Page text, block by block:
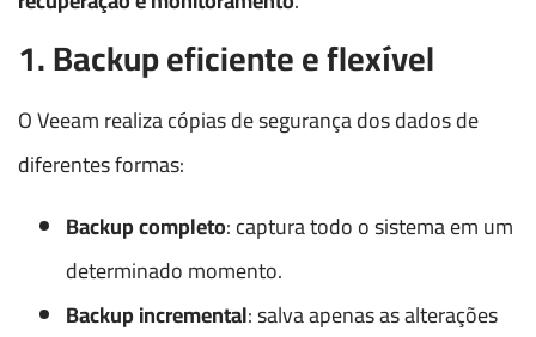
1. Backup eficiente e flexível
O Veeam realiza cópias de segurança dos dados de
diferentes formas:
Backup completo: captura todo o sistema em um
determinado momento.
Backup incremental: salva apenas as alterações